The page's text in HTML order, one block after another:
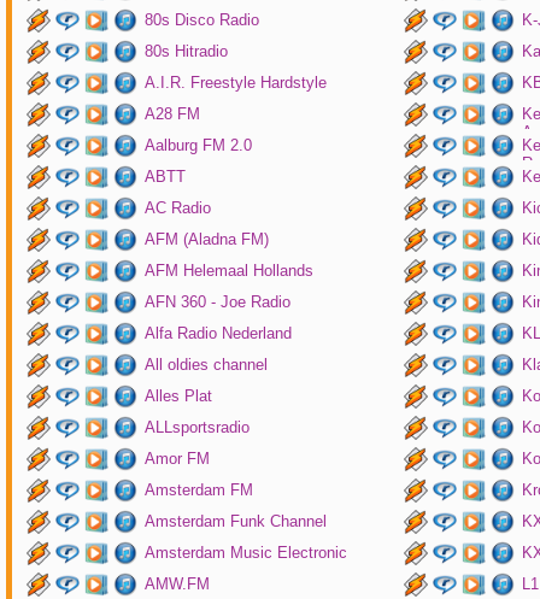
80s Disco Radio
80s Hitradio
A.I.R. Freestyle Hardstyle
A28 FM
Aalburg FM 2.0
ABTT
AC Radio
AFM (Aladna FM)
AFM Helemaal Hollands
AFN 360 - Joe Radio
Alfa Radio Nederland
All oldies channel
Alles Plat
ALLsportsradio
Amor FM
Amsterdam FM
Amsterdam Funk Channel
Amsterdam Music Electronic
AMW.FM